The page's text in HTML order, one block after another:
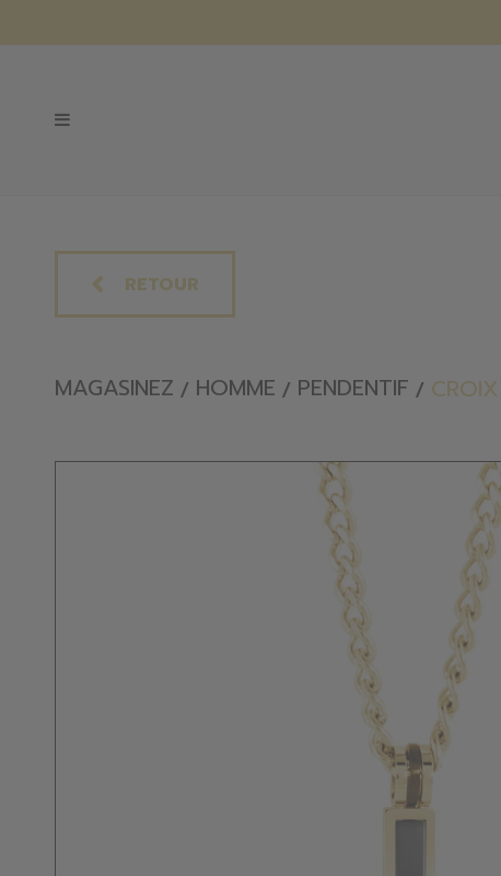
RETOUR
MAGASINEZ HOMME PENDENTIF CROIX